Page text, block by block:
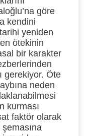
göre
kendini
yeniden
ötekinin
bir karakter
gerekiyor. Öte
neden
kurması
faktör olarak